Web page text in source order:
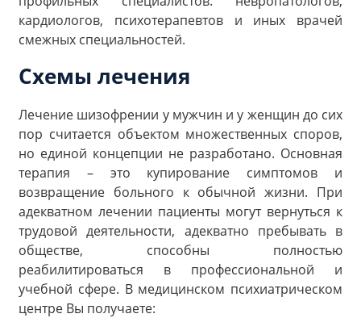
кардиологов, психотерапевтов и иных врачей
смежных специальностей.
Схемы лечения
Лечение шизофрении у мужчин и у женщин до сих
пор считается объектом множественных споров,
но единой концепции не разработано. Основная
терапия – это купирование симптомов и
возвращение больного к обычной жизни. При
адекватном лечении пациенты могут вернуться к
трудовой деятельности, адекватно пребывать в
обществе, способны полностью
реабилитироваться в профессиональной и
учебной сфере. В медицинском психиатрическом
центре Вы получаете: